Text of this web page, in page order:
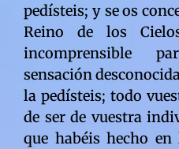
pedísteis; y se os
Reino de los
incomprensible
sensación
la pedísteis; todo
de ser de vuestra
que habéis hecho